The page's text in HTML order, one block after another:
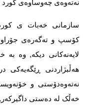
نەتەوەی چەوساوەی کورد
سازمانی خەبات ی
کۆسپ و تەگەرەی
لایەنەکانی دیکە, وە
هەڵبژاردنی
نەتەوەدۆستی و
خەڵک لە دەستی داگیرکەر,